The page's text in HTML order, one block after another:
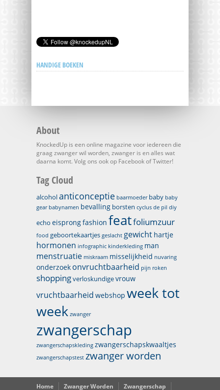
HANDIGE BOEKEN
About
KnockedUp is een online magazine voor iedereen die
graag zwanger wil worden, zwanger is en alles wat
daarna komt. Volg ons ook op Facebook of Twitter!
Tag Cloud
alcoholanticonceptie baarmoeder baby baby
gear babynamen bevalling borsten cyclus de pil diy
echo eisprongfashion featfoliumzuur
food geboortekaartjes geslacht gewicht hartje
hormonen infographic kinderkleding man
menstruatie miskraam misselijkheid nuvaring
onderzoek onvruchtbaarheid pijn roken
shoppingverloskundigevrouw
vruchtbaarheid webshop week tot
week zwanger
zwangerschap
zwangerschapskleding zwangerschapskwaaltjes
zwangerschapstest zwanger worden
Home Zwanger Worden Zwangerschap